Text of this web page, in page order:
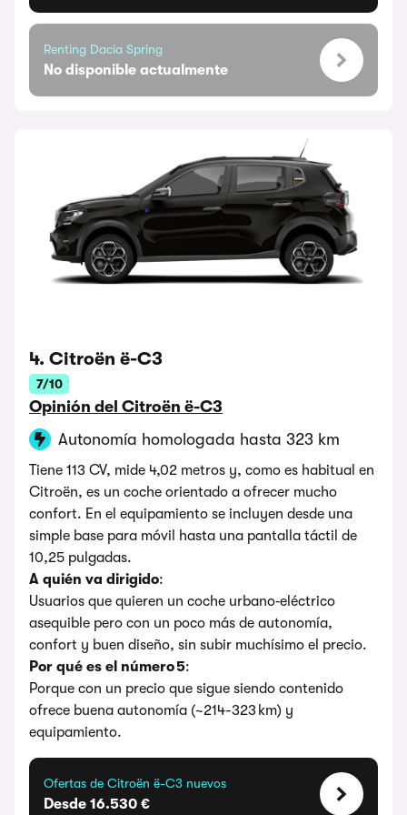
Renting Dacia Spring
No disponible actualmente
4. Citroën ë-C3
7/10
Opinión del Citroën ë-C3
Autonomía homologada hasta 323 km
Tiene 113 CV, mide 4,02 metros y, como es habitual en
Citroën, es un coche orientado a ofrecer mucho
confort. En el equipamiento se incluyen desde una
simple base para móvil hasta una pantalla táctil de
10,25 pulgadas.
A quién va dirigido:
Usuarios que quieren un coche urbano‑eléctrico
asequible pero con un poco más de autonomía,
confort y buen diseño, sin subir muchísimo el precio.
Por qué es el número 5:
Porque con un precio que sigue siendo contenido
ofrece buena autonomía (~214-323 km) y
equipamiento.
Ofertas de Citroën ë-C3 nuevos
Desde 16.530 €